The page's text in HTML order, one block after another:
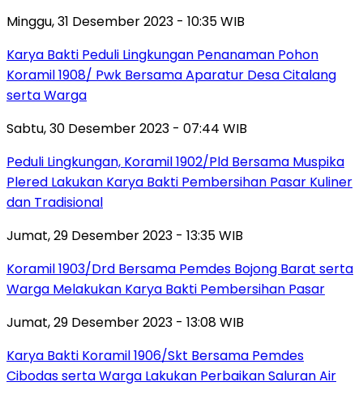
Minggu, 31 Desember 2023 - 10:35 WIB
Karya Bakti Peduli Lingkungan Penanaman Pohon
Koramil 1908/ Pwk Bersama Aparatur Desa Citalang
serta Warga
Sabtu, 30 Desember 2023 - 07:44 WIB
Peduli Lingkungan, Koramil 1902/Pld Bersama Muspika
Plered Lakukan Karya Bakti Pembersihan Pasar Kuliner
dan Tradisional
Jumat, 29 Desember 2023 - 13:35 WIB
Koramil 1903/Drd Bersama Pemdes Bojong Barat serta
Warga Melakukan Karya Bakti Pembersihan Pasar
Jumat, 29 Desember 2023 - 13:08 WIB
Karya Bakti Koramil 1906/Skt Bersama Pemdes
Cibodas serta Warga Lakukan Perbaikan Saluran Air